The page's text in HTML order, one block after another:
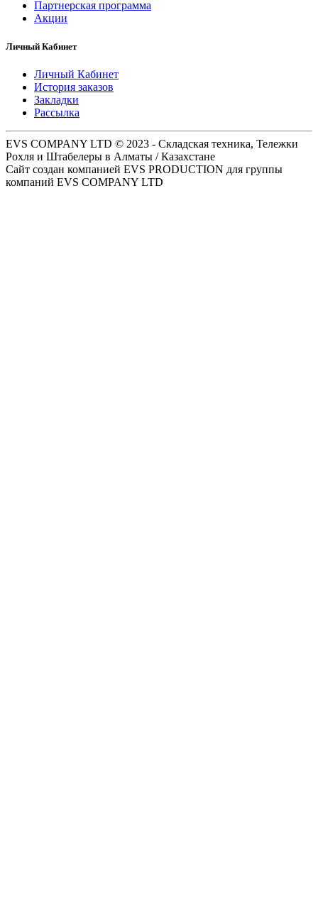
Партнерская программа
Акции
Личный Кабинет
Личный Кабинет
История заказов
Закладки
Рассылка
EVS COMPANY LTD © 2023 - Складская техника, Тележки
Рохля и Штабелеры в Алматы / Казахстане
Сайт создан компанией EVS PRODUCTION для группы
компаний EVS COMPANY LTD